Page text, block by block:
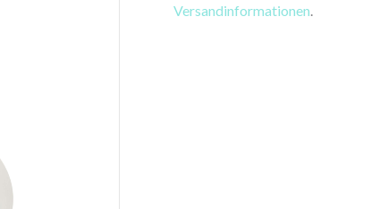
Versandinformationen